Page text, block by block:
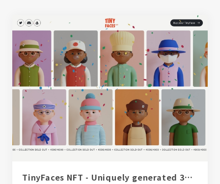
TinyFaces NFT - Uniquely generated 3D characters